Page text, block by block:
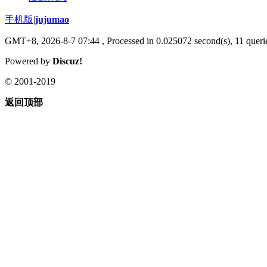
手机版|jujumao
GMT+8, 2026-8-7 07:44 , Processed in 0.025072 second(s), 11
Powered by Discuz!
© 2001-2019
返回顶部